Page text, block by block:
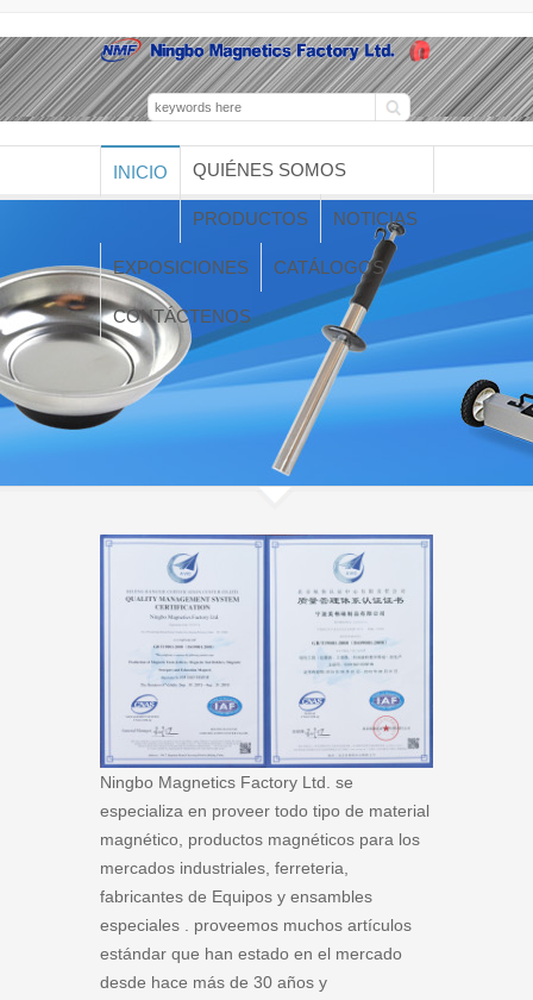
INICIO QUIÉNES SOMOS
PRODUCTOS NOTICIAS
EXPOSICIONES CATÁLOGOS
CONTÁCTENOS
Ningbo Magnetics Factory Ltd. se
especializa en proveer todo tipo de material
magnético, productos magnéticos para los
mercados industriales, ferreteria,
fabricantes de Equipos y ensambles
especiales . proveemos muchos artículos
estándar que han estado en el mercado
desde hace más de 30 años y